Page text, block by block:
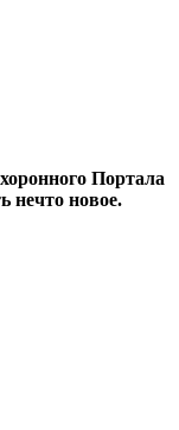
Портала
нечто новое.